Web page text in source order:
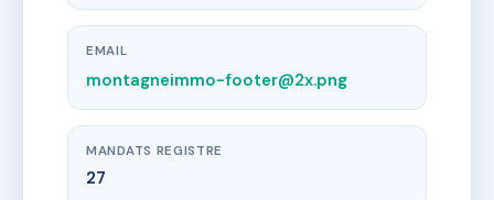
EMAIL
montagneimmo-footer@2x.png
MANDATS REGISTRE
27